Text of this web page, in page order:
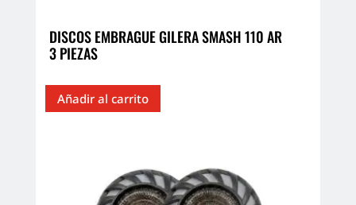
DISCOS EMBRAGUE GILERA SMASH 110 AR
3 PIEZAS
Añadir al carrito